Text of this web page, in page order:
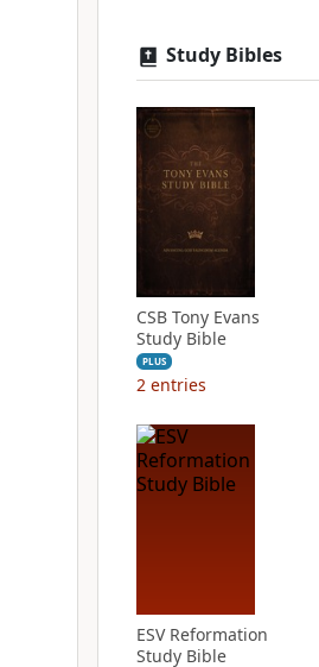
Study Bibles
CSB Tony Evans
Study Bible
PLUS
2 entries
ESV Reformation
Study Bible